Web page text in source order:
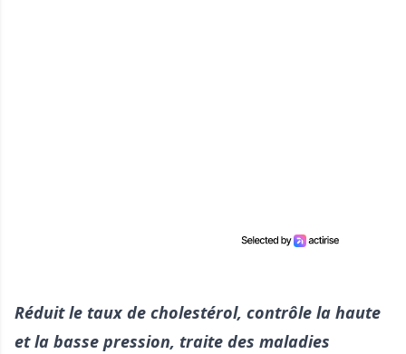
Réduit le taux de cholestérol, contrôle la haute
et la basse pression, traite des maladies